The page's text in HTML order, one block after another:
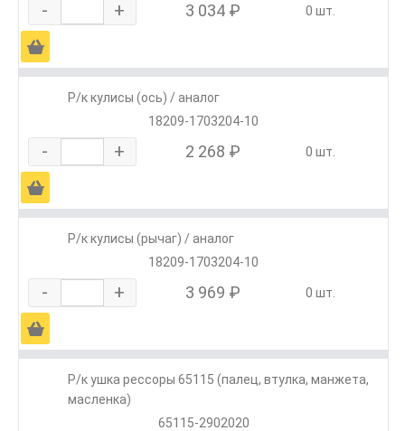
- + 3 034 ₽ 0 шт.
Ä
Р/к кулисы (ось) / аналог
18209-1703204-10
- + 2 268 ₽ 0 шт.
Ä
Р/к кулисы (рычаг) / аналог
18209-1703204-10
- + 3 969 ₽ 0 шт.
Ä
Р/к ушка рессоры 65115 (палец, втулка, манжета,
масленка)
65115-2902020